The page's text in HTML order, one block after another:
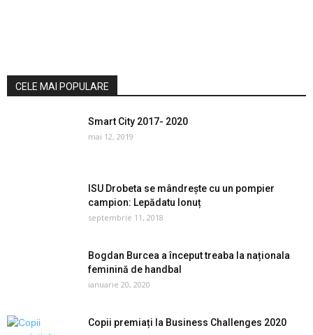
CELE MAI POPULARE
Smart City 2017- 2020
mai 12, 2019
ISU Drobeta se mândrește cu un pompier
campion: Lepădatu Ionuț
septembrie 11, 2018
Bogdan Burcea a început treaba la naționala
feminină de handbal
ianuarie 20, 2020
Copii premiați la Business Challenges 2020